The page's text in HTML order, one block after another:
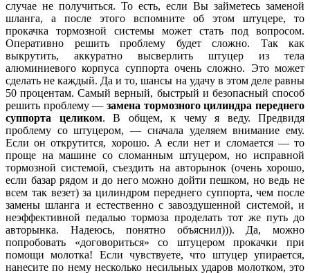
случае не получиться. То есть, если Вы займетесь заменой
шланга, а после этого вспомните об этом штуцере, то
прокачка тормозной системы может стать под вопросом.
Оперативно решить проблему будет сложно. Так как
выкрутить, аккуратно высверлить штуцер из тела
алюминиевого корпуса суппорта очень сложно. Это может
сделать не каждый. Да и то, шансы на удачу в этом деле равны
50 процентам. Самый верный, быстрый и безопасный способ
решить проблему — замена тормозного цилиндра переднего
суппорта целиком. В общем, к чему я веду. Предвидя
проблему со штуцером, — сначала уделяем внимание ему.
Если он открутится, хорошо. А если нет и сломается — то
проще на машине со сломанным штуцером, но исправной
тормозной системой, съездить на авторынок (очень хорошо,
если базар рядом и до него можно дойти пешком, но ведь не
всем так везет) за цилиндром переднего суппорта, чем после
замены шланга и естественно с завоздушенной системой, и
неэффективной педалью тормоза проделать тот же путь до
авторынка. Надеюсь, понятно объяснил))). Да, можно
попробовать «договориться» со штуцером прокачки при
помощи молотка! Если чувствуете, что штуцер упирается,
нанесите по нему несколько несильных ударов молотком, это